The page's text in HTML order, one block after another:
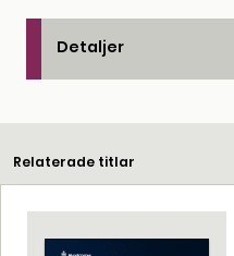
Detaljer
Relaterade titlar